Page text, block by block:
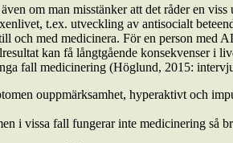
om man misstänker att det råder en
t.ex. utveckling av antisocialt
och med medicinera. För en person
kan få långtgående konsekvenser
fall medicinering (Höglund, 2015:
ouppmärksamhet, hyperaktivt och
i vissa fall fungerar inte medicinering